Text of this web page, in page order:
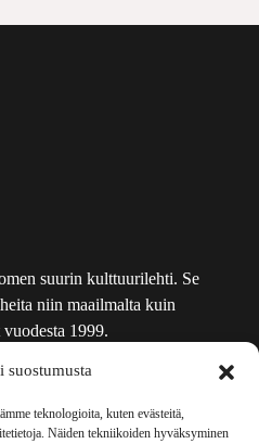
suostumusta
teknologioita, kuten evästeitä,
Näiden tekniikoiden hyväksyminen
suurin kulttuurilehti. Se
niin maailmalta kuin
1999.